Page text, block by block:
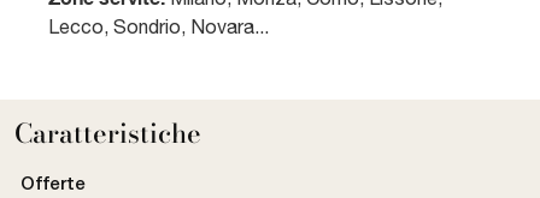
Lecco, Sondrio, Novara...
Caratteristiche
Offerte